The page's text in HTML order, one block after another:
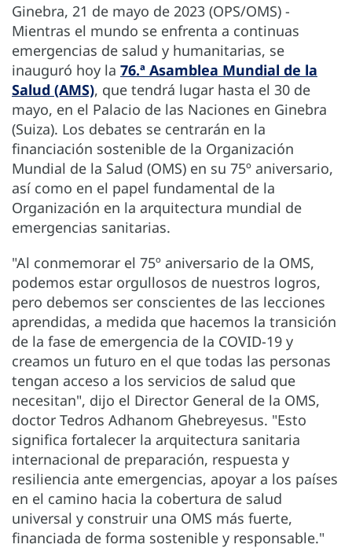
Ginebra, 21 de mayo de 2023 (OPS/OMS) -
Mientras el mundo se enfrenta a continuas
emergencias de salud y humanitarias, se
inauguró hoy la 76.ª Asamblea Mundial de la
Salud (AMS), que tendrá lugar hasta el 30 de
mayo, en el Palacio de las Naciones en Ginebra
(Suiza). Los debates se centrarán en la
financiación sostenible de la Organización
Mundial de la Salud (OMS) en su 75º aniversario,
así como en el papel fundamental de la
Organización en la arquitectura mundial de
emergencias sanitarias.
"Al conmemorar el 75º aniversario de la OMS,
podemos estar orgullosos de nuestros logros,
pero debemos ser conscientes de las lecciones
aprendidas, a medida que hacemos la transición
de la fase de emergencia de la COVID-19 y
creamos un futuro en el que todas las personas
tengan acceso a los servicios de salud que
necesitan", dijo el Director General de la OMS,
doctor Tedros Adhanom Ghebreyesus. "Esto
significa fortalecer la arquitectura sanitaria
internacional de preparación, respuesta y
resiliencia ante emergencias, apoyar a los países
en el camino hacia la cobertura de salud
universal y construir una OMS más fuerte,
financiada de forma sostenible y responsable."